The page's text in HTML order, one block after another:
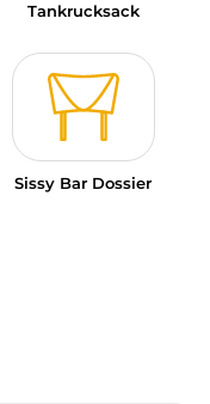
Tankrucksack
Sissy Bar Dossier